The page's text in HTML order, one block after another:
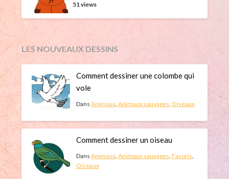
51 views
LES NOUVEAUX DESSINS
Comment dessiner une colombe qui
vole
Dans Animaux, Animaux sauvages, Oiseaux
Comment dessiner un oiseau
Dans Animaux, Animaux sauvages, Favoris,
Oiseaux